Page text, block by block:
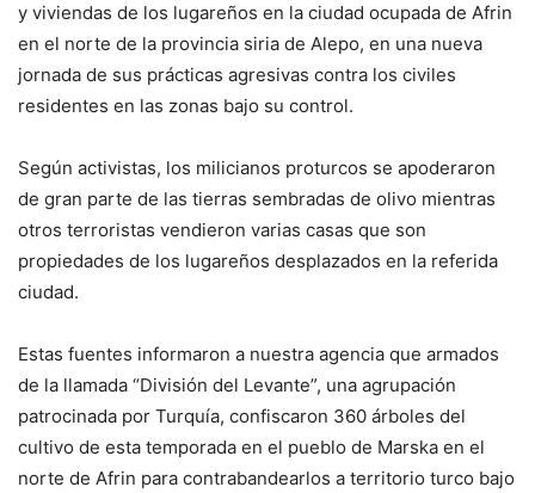
y viviendas de los lugareños en la ciudad ocupada de Afrin
en el norte de la provincia siria de Alepo, en una nueva
jornada de sus prácticas agresivas contra los civiles
residentes en las zonas bajo su control.
Según activistas, los milicianos proturcos se apoderaron
de gran parte de las tierras sembradas de olivo mientras
otros terroristas vendieron varias casas que son
propiedades de los lugareños desplazados en la referida
ciudad.
Estas fuentes informaron a nuestra agencia que armados
de la llamada “División del Levante”, una agrupación
patrocinada por Turquía, confiscaron 360 árboles del
cultivo de esta temporada en el pueblo de Marska en el
norte de Afrin para contrabandearlos a territorio turco bajo